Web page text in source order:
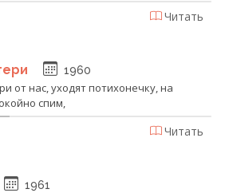
Читать
1960
от нас, уходят потихонечку, на
спим,
Читать
1961